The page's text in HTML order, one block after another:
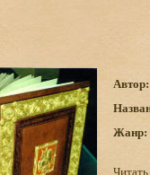
Автор:
Жанр: